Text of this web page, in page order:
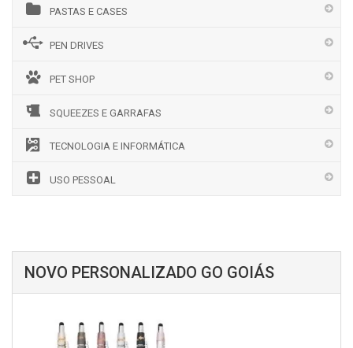
PASTAS E CASES
PEN DRIVES
PET SHOP
SQUEEZES E GARRAFAS
TECNOLOGIA E INFORMÁTICA
USO PESSOAL
NOVO PERSONALIZADO GO GOIÁS